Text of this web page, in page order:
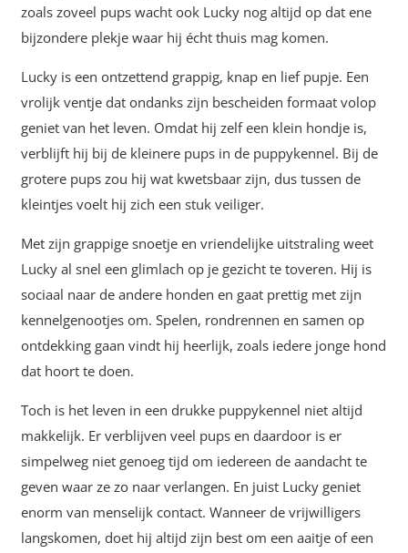
zoals zoveel pups wacht ook Lucky nog altijd op dat ene
bijzondere plekje waar hij écht thuis mag komen.
Lucky is een ontzettend grappig, knap en lief pupje. Een
vrolijk ventje dat ondanks zijn bescheiden formaat volop
geniet van het leven. Omdat hij zelf een klein hondje is,
verblijft hij bij de kleinere pups in de puppykennel. Bij de
grotere pups zou hij wat kwetsbaar zijn, dus tussen de
kleintjes voelt hij zich een stuk veiliger.
Met zijn grappige snoetje en vriendelijke uitstraling weet
Lucky al snel een glimlach op je gezicht te toveren. Hij is
sociaal naar de andere honden en gaat prettig met zijn
kennelgenootjes om. Spelen, rondrennen en samen op
ontdekking gaan vindt hij heerlijk, zoals iedere jonge hond
dat hoort te doen.
Toch is het leven in een drukke puppykennel niet altijd
makkelijk. Er verblijven veel pups en daardoor is er
simpelweg niet genoeg tijd om iedereen de aandacht te
geven waar ze zo naar verlangen. En juist Lucky geniet
enorm van menselijk contact. Wanneer de vrijwilligers
langskomen, doet hij altijd zijn best om een aaitje of een